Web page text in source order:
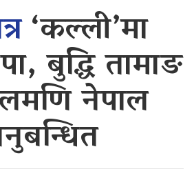
‘कल्ली’मा
बुद्धि तामाङ
नेपाल